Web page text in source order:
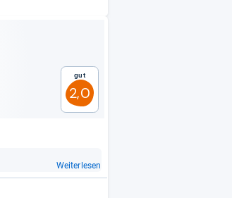
Gut
2,0
Weiterlesen